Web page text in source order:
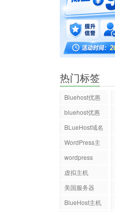
热门标签
Bluehost优惠
bluehost优惠
BLueHost域名
WordPress主
wordpress
虚拟主机
美国服务器
BlueHost主机